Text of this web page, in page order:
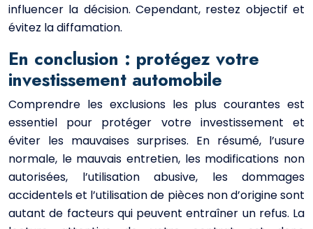
influencer la décision. Cependant, restez objectif et
évitez la diffamation.
En conclusion : protégez votre
investissement automobile
Comprendre les exclusions les plus courantes est
essentiel pour protéger votre investissement et
éviter les mauvaises surprises. En résumé, l’usure
normale, le mauvais entretien, les modifications non
autorisées, l’utilisation abusive, les dommages
accidentels et l’utilisation de pièces non d’origine sont
autant de facteurs qui peuvent entraîner un refus. La